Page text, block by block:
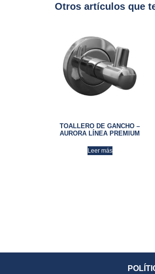
Otros artículos que
TOALLERO DE GANCHO –
AURORA LÍNEA PREMIUM
Leer más